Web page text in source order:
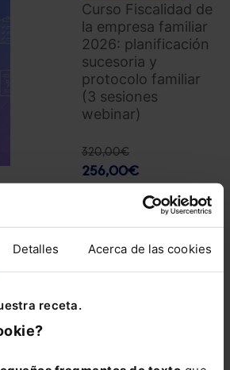
Detalles Acerca de las cookies
receta.
Curso Fiscalidad de
la empresa familiar
2026: planificación
sucesoria y
protocolo familiar
(3 sesiones
webinar)
320,00€
256,00€
COMPRAR
Análisis de los